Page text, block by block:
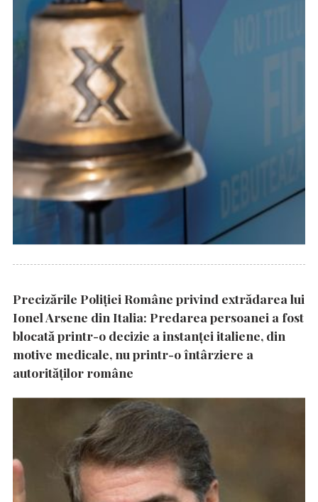
Precizările Poliţiei Române privind extrădarea lui
Ionel Arsene din Italia: Predarea persoanei a fost
blocată printr-o decizie a instanţei italiene, din
motive medicale, nu printr-o întârziere a
autorităţilor române